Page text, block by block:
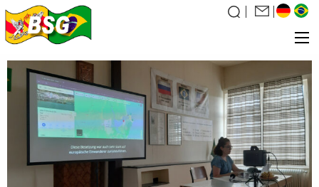
Über uns
Was wir tun
News
Veranstaltungen